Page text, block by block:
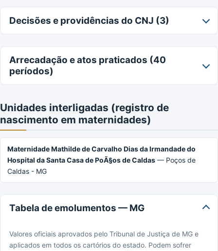
Decisões e providências do CNJ (3)
Arrecadação e atos praticados (40
períodos)
Unidades interligadas (registro de
nascimento em maternidades)
Maternidade Mathilde de Carvalho Dias da Irmandade do
Hospital da Santa Casa de PoÃ§os de Caldas — Poços de
Caldas - MG
Tabela de emolumentos — MG
Valores oficiais aprovados pelo Tribunal de Justiça de MG e
aplicados em todos os cartórios do estado. Podem sofrer